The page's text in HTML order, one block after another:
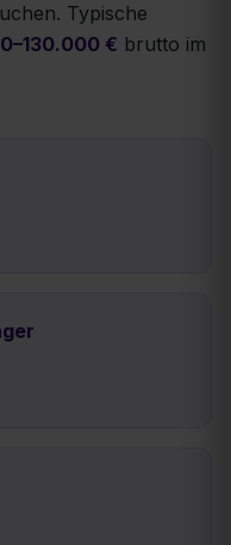
Typische
–130.000 € brutto im